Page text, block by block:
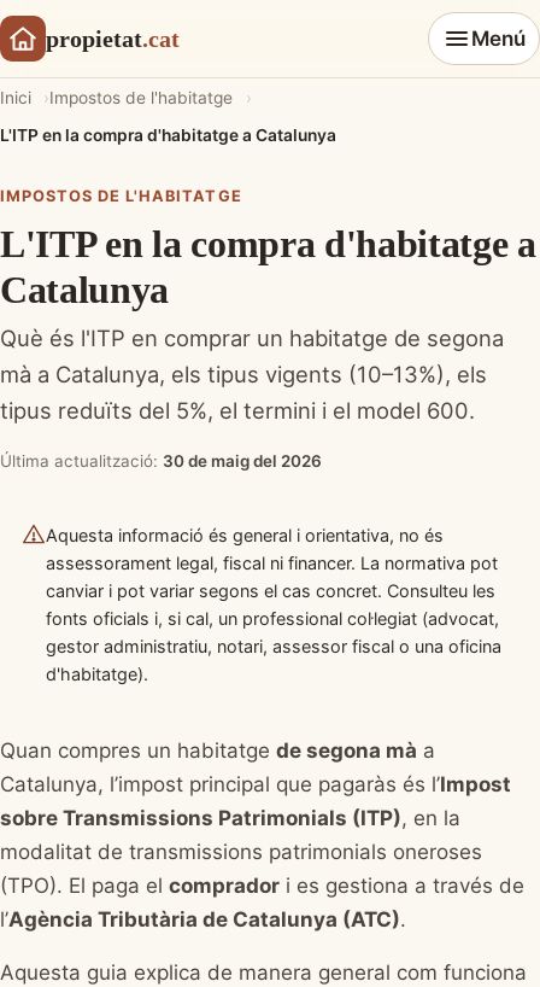
propietat.cat Menú
Inici
Impostos de l'habitatge
L'ITP en la compra d'habitatge a Catalunya
IMPOSTOS DE L'HABITATGE
L'ITP en la compra d'habitatge a
Catalunya
Què és l'ITP en comprar un habitatge de segona
mà a Catalunya, els tipus vigents (10–13%), els
tipus reduïts del 5%, el termini i el model 600.
Última actualització: 30 de maig del 2026
Aquesta informació és general i orientativa, no és
assessorament legal, fiscal ni financer. La normativa pot
canviar i pot variar segons el cas concret. Consulteu les
fonts oficials i, si cal, un professional col·legiat (advocat,
gestor administratiu, notari, assessor fiscal o una oficina
d'habitatge).
Quan compres un habitatge de segona mà a
Catalunya, l’impost principal que pagaràs és l’Impost
sobre Transmissions Patrimonials (ITP), en la
modalitat de transmissions patrimonials oneroses
(TPO). El paga el comprador i es gestiona a través de
l’Agència Tributària de Catalunya (ATC).
Aquesta guia explica de manera general com funciona